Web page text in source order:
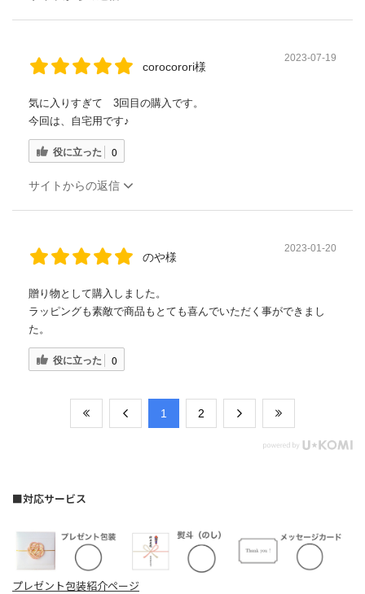
corocorori様
2023-07-19
気に入りすぎて 3回目の購入です。
今回は、自宅用です♪
役に立った 0
サイトからの返信
のや様
2023-01-20
贈り物として購入しました。
ラッピングも素敵で商品もとても喜んでいただく事ができまし
た。
役に立った 0
​1 ​2
■対応サービス
プレゼント包装紹介ページ